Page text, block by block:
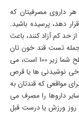
داروی مصرفیتان که
دهد، پرسیده باشید.
حد کم آزاد کنند، باعث
تست قند خون تان
قبل کار کردنتان و خوردن یک غذای سبک اگر سطح شما زیر 100 است، می
نوشیدنی ها یا قرص
مواقعی که قندتان به
داروها را مصرف می
روز ورزش یا درست قبل